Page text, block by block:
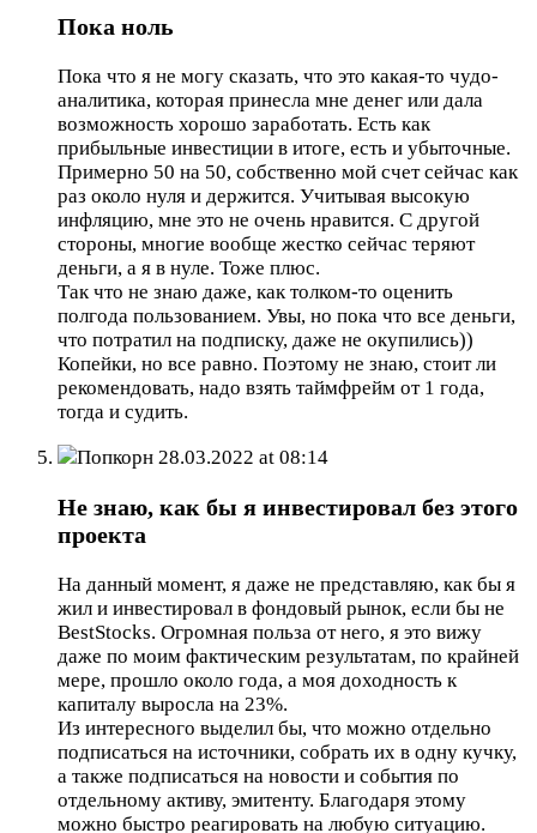
Пока ноль
Пока что я не могу сказать, что это какая-то чудо-
аналитика, которая принесла мне денег или дала
возможность хорошо заработать. Есть как
прибыльные инвестиции в итоге, есть и убыточные.
Примерно 50 на 50, собственно мой счет сейчас как
раз около нуля и держится. Учитывая высокую
инфляцию, мне это не очень нравится. С другой
стороны, многие вообще жестко сейчас теряют
деньги, а я в нуле. Тоже плюс.
Так что не знаю даже, как толком-то оценить
полгода пользованием. Увы, но пока что все деньги,
что потратил на подписку, даже не окупились))
Копейки, но все равно. Поэтому не знаю, стоит ли
рекомендовать, надо взять таймфрейм от 1 года,
тогда и судить.
Попкорн 28.03.2022 at 08:14
Не знаю, как бы я инвестировал без этого
проекта
На данный момент, я даже не представляю, как бы я
жил и инвестировал в фондовый рынок, если бы не
BestStocks. Огромная польза от него, я это вижу
даже по моим фактическим результатам, по крайней
мере, прошло около года, а моя доходность к
капиталу выросла на 23%.
Из интересного выделил бы, что можно отдельно
подписаться на источники, собрать их в одну кучку,
а также подписаться на новости и события по
отдельному активу, эмитенту. Благодаря этому
можно быстро реагировать на любую ситуацию.